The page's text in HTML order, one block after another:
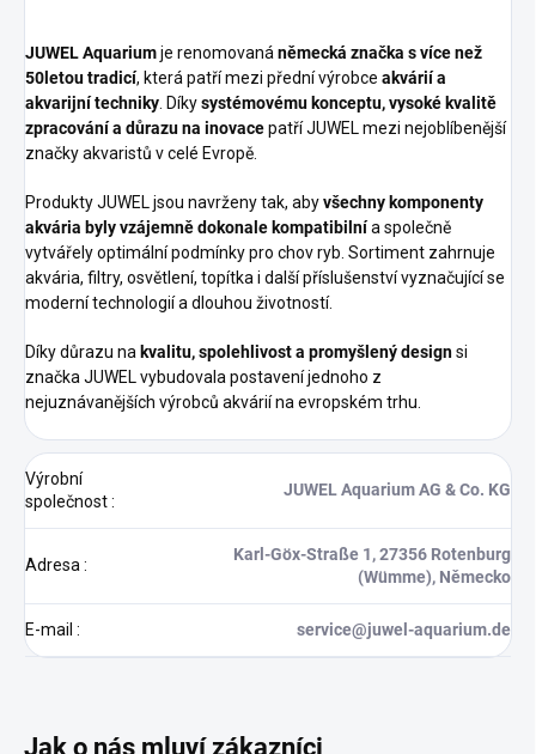
JUWEL Aquariumje renomovaná německá značka s více než
50letou tradicí, která patří mezi přední výrobce akvárií a
akvarijní techniky . Díkysystémovému konceptu, vysoké kvalitě
zpracování a důrazu na inovacepatří JUWEL mezi nejoblíbenější
značky akvaristů v celé Evropě.
Produkty JUWEL jsou navrženy tak, abyvšechny komponenty
akvária byly vzájemně dokonale kompatibilnía společně
vytvářely optimální podmínky pro chov ryb. Sortiment zahrnuje
akvária, filtry, osvětlení, topítka i další příslušenství vyznačující se
moderní technologií a dlouhou životností.
Díky důrazu na kvalitu, spolehlivost a promyšlený designsi
značka JUWEL vybudovala postavení jednoho z
nejuznávanějších výrobců akvárií na evropském trhu.
Výrobní
společnost:
JUWEL Aquarium AG & Co. KG
Adresa :
Karl-Göx-Straße 1, 27356 Rotenburg
(Wümme), Německo
E-mail : service@juwel-aquarium.de